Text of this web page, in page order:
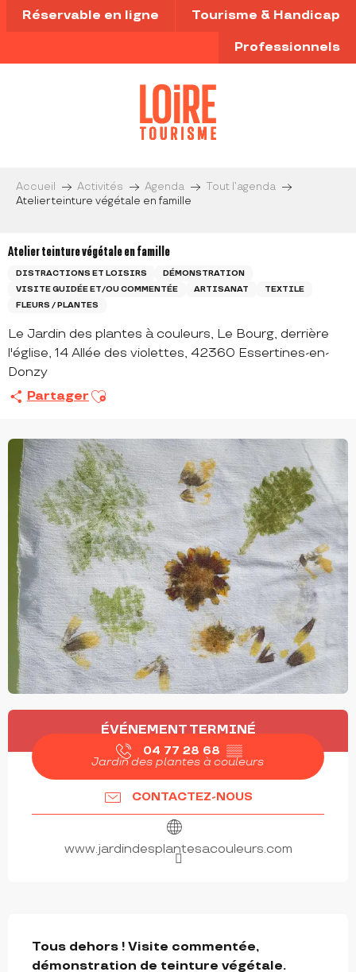
Aller
au
principal
Réservable en ligne Tourisme & Handicap
Professionnels
Accueil Activités Agenda
Tout l’agenda
Atelier teinture végétale en famille
Atelier teinture végétale en famille
DISTRACTIONS ET LOISIRS
DÉMONSTRATION
VISITE GUIDÉE ET/OU COMMENTÉE
ARTISANAT
TEXTILE
FLEURS / PLANTES
Le Jardin des plantes à couleurs, Le Bourg, derrière
l'église, 14 Allée des violettes, 42360 Essertines-en-
Donzy
Partager Ajouter aux favoris
OUVERTURE ET COORDONNÉES
ÉVÉNEMENT TERMINÉ
04 77 28 68 ▒▒
Jardin des plantes à couleurs
CONTACTEZ-NOUS
www.jardindesplantesacouleurs.com
Tous dehors ! Visite commentée,
démonstration de teinture végétale.